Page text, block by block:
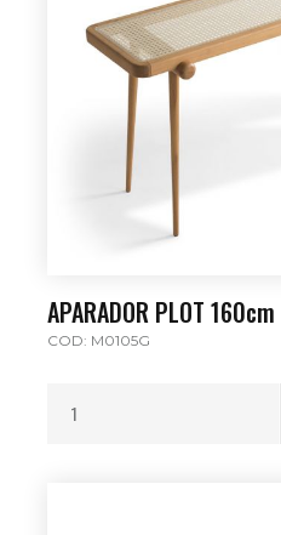
APARADOR PLOT 160cm
COD: M0105G